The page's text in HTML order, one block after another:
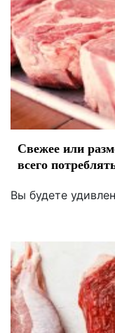
Свежее или
всего
Вы будете